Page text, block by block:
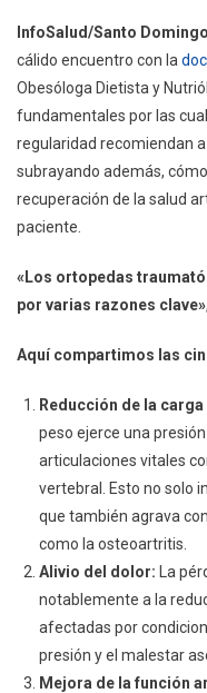
InfoSalud/Santo
cálido encuentro con la
Obesóloga Dietista y
fundamentales por las
regularidad recomiendan
subrayando además,
recuperación de la salud
paciente.
«Los ortopedas
por varias razones clave»
Aquí compartimos las
Reducción de la
peso ejerce una
articulaciones vitales
vertebral. Esto no solo
que también agrava
como la osteoartritis.
Alivio del dolor: La
notablemente a la
afectadas por
presión y el malestar
Mejora de la función